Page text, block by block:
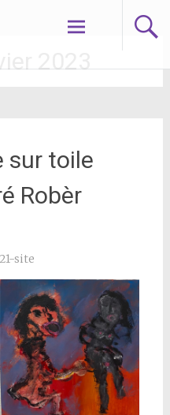
2023
sur toile
Robèr
site